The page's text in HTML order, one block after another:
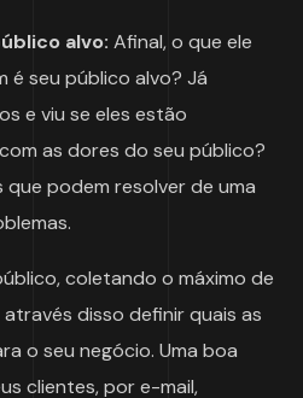
alvo:Afinal, o que ele
é seu público alvo? Já
e viu se eles estão
as dores do seu público?
que podem resolver de uma
coletando o máximo de
disso definir quais as
o seu negócio. Uma boa
clientes, por e-mail,